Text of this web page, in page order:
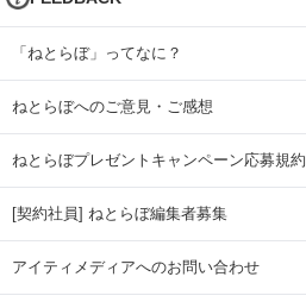
「ねとらぼ」ってなに？
ねとらぼへのご意見・ご感想
ねとらぼプレゼントキャンペーン応募規約
[契約社員] ねとらぼ編集者募集
アイティメディアへのお問い合わせ